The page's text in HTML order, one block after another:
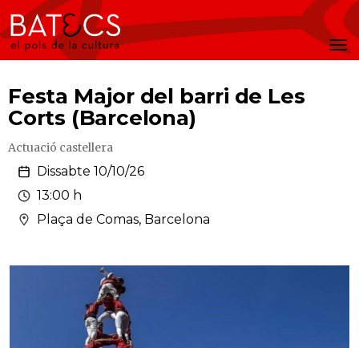
Batecs
Festa Major del barri de Les
Corts (Barcelona)
Actuació castellera
Dissabte 10/10/26
13:00 h
Plaça de Comas, Barcelona